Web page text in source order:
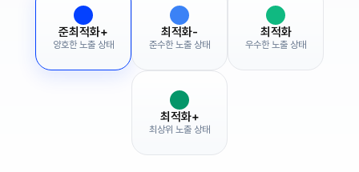
준최적화+
양호한 노출 상태
최적화-
준수한 노출 상태
최적화
우수한 노출 상태
최적화+
최상위 노출 상태